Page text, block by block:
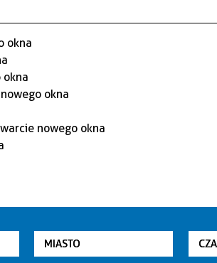
MIASTO